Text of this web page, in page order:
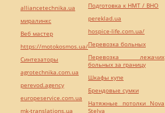
alliancetechnika.ua
миралинкс
Веб мастер
https://motokosmos.ua/
Синтезаторы
agrotechnika.com.ua
perevod.agency
europeservice.com.ua
mk-translations.ua
Подготовка к НМТ / ВНО
pereklad.ua
hospice-life.com.ua/
Перевозка больных
Перевозка лежачих
больных за границу
Шкафы купе
Брендовые сумки
Натяжные потолки Nova
Stelya